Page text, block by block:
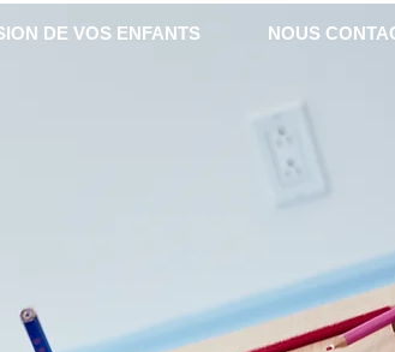
DE VOS ENFANTS NOUS